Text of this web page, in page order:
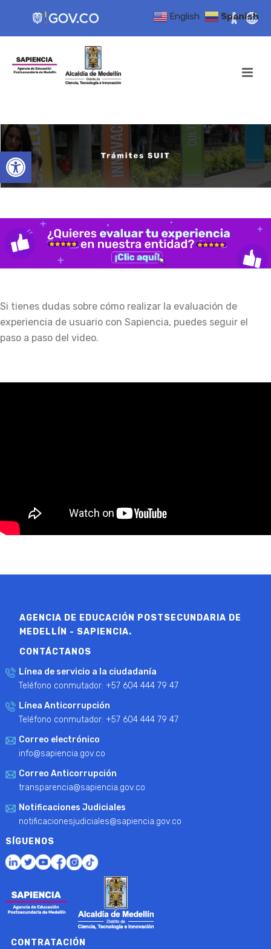
Open toolbar
Si tienes dudas sobre cómo realizar la evaluación de
experiencia de usuario con Sapiencia, puedes seguir el
paso a paso del video.
AGENCIA DE EDUCACIÓN POSTSECUNDARIA DE
MEDELLÍN - SAPIENCIA.
CONTÁCTANOS
Línea de servicio a la ciudadanía
Teléfono conmutador: +57 604 444 79 47
Línea Anticorrupción
Teléfono conmutador: +57 604 444 79 47
Correo electrónico
info@sapiencia.gov.co
Correo Anticorrupción
transparencia@sapiencia.gov.co
Notificaciones Judiciales
notificacionesjudiciales@sapiencia.gov.co
SÍGUENOS
CONTRATACIÓN
English Spanish